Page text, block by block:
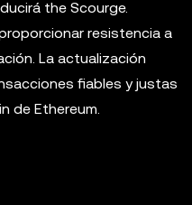
the Scourge.
resistencia a
La actualización
fiables y justas
de Ethereum.